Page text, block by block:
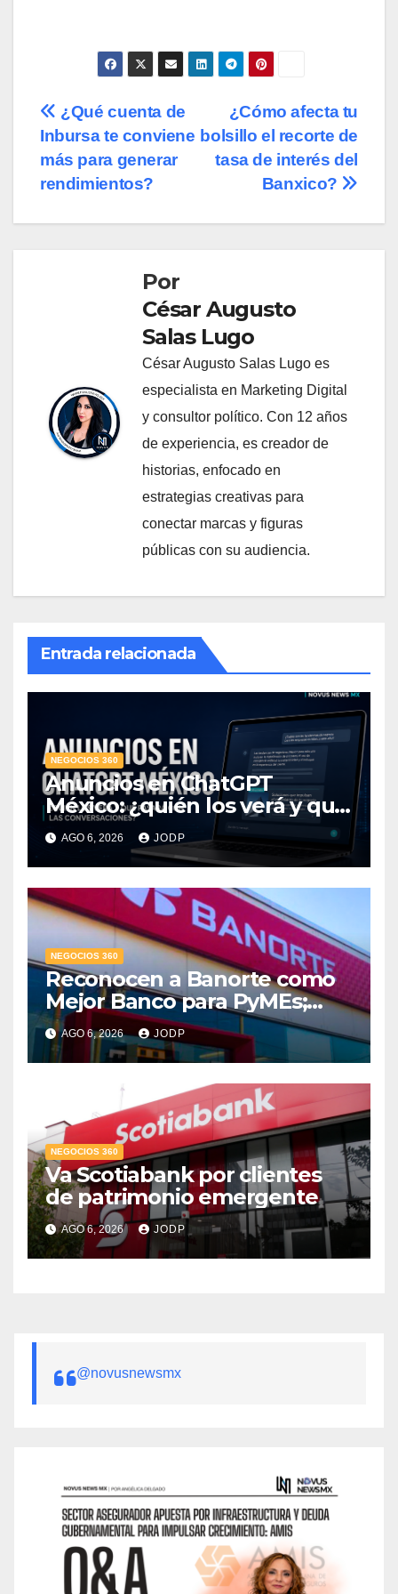
Navegación
de
entradas
¿Cómo afecta tu
bolsillo el recorte de
tasa de interés del
Banxico?
¿Qué cuenta de
Inbursa te conviene
más para generar
rendimientos?
Por
César Augusto
Salas Lugo
César Augusto Salas Lugo es
especialista en Marketing Digital
y consultor político. Con 12 años
de experiencia, es creador de
historias, enfocado en
estrategias creativas para
conectar marcas y figuras
públicas con su audiencia.
Entrada relacionada
NEGOCIOS 360
Anuncios en ChatGPT
México: ¿quién los verá y qué
pasará con las
conversaciones?
AGO 6, 2026 JODP
NEGOCIOS 360
Reconocen a Banorte como
Mejor Banco para PyMEs;
supera 14% del mercado
crediticio
AGO 6, 2026 JODP
NEGOCIOS 360
Va Scotiabank por clientes
de patrimonio emergente
AGO 6, 2026 JODP
@novusnewsmx